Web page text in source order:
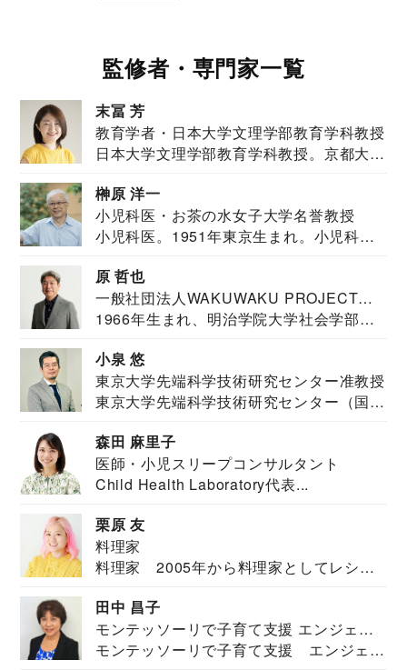
監修者・専門家一覧
末冨 芳
教育学者・日本大学文理学部教育学科教授
日本大学文理学部教育学科教授。京都大学
榊原 洋一
小児科医・お茶の水女子大学名誉教授
小児科医。1951年東京生まれ。小児科
原 哲也
一般社団法人WAKUWAKU PROJECT
JAPAN代表・言語聴覚士・社会福祉士
1966年生まれ、明治学院大学社会学部福
小泉 悠
東京大学先端科学技術研究センター准教授
東京大学先端科学技術研究センター（国際
森田 麻里子
医師・小児スリープコンサルタント
Child Health Laboratory代表...
栗原 友
料理家
料理家 2005年から料理家としてレシピ
田中 昌子
モンテッソーリで子育て支援 エンジェル
ズハウス研究所所長
モンテッソーリで子育て支援 エンジェル